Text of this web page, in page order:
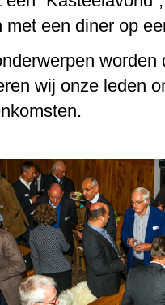
een diner op
wij onze leden